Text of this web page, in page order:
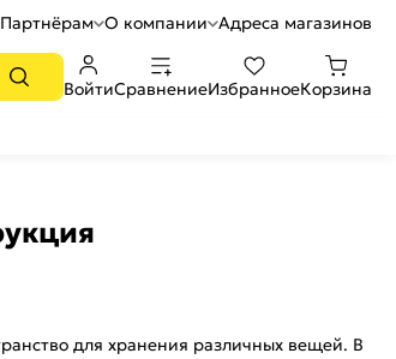
Партнёрам О компании Адреса магазинов
ВойтиСравнениеИзбранноеКорзина
для хранения различных вещей. В